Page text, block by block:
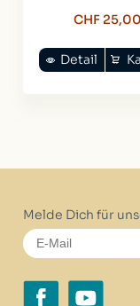
CHF 25,00
Detail
Melde Dich für